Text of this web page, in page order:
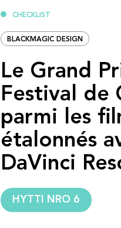
CHECKLIST
BLACKMAGIC DESIGN
Le Grand
Festival de
parmi les
étalonnés
DaVinci
HYTTI NRO 6